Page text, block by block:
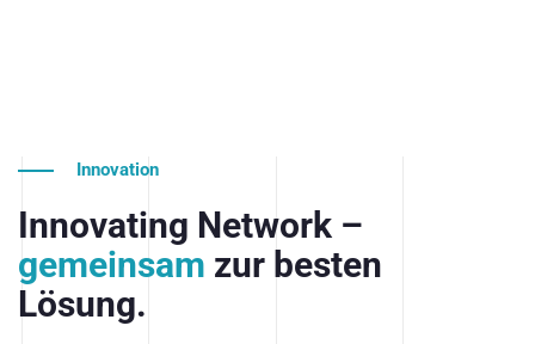
Innovation
Innovating Network –
gemeinsam zur besten
Lösung.